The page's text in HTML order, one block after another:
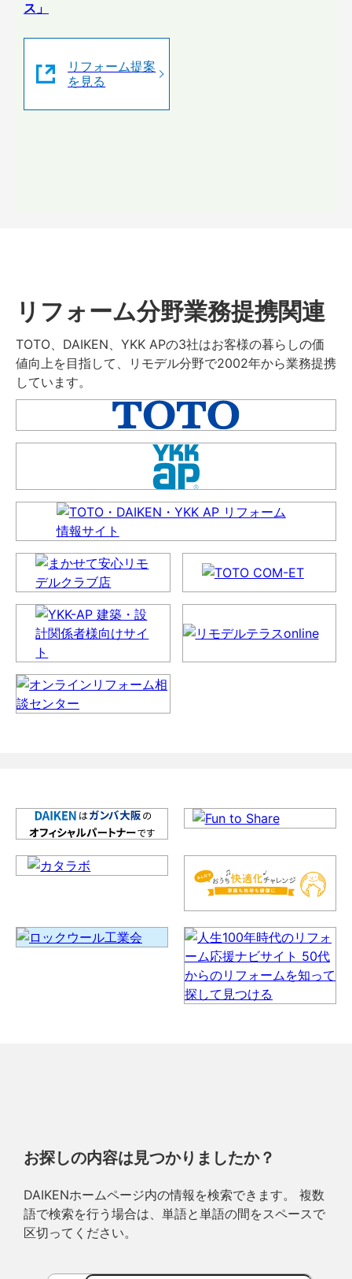
ス」
リフォーム提案
を見る
リフォーム分野業務提携関連
TOTO、DAIKEN、YKK APの3社はお客様の暮らしの価
値向上を目指して、リモデル分野で2002年から業務提携
しています。
お探しの内容は見つかりましたか？
DAIKENホームページ内の情報を検索できます。 複数
語で検索を行う場合は、単語と単語の間をスペースで
区切ってください。